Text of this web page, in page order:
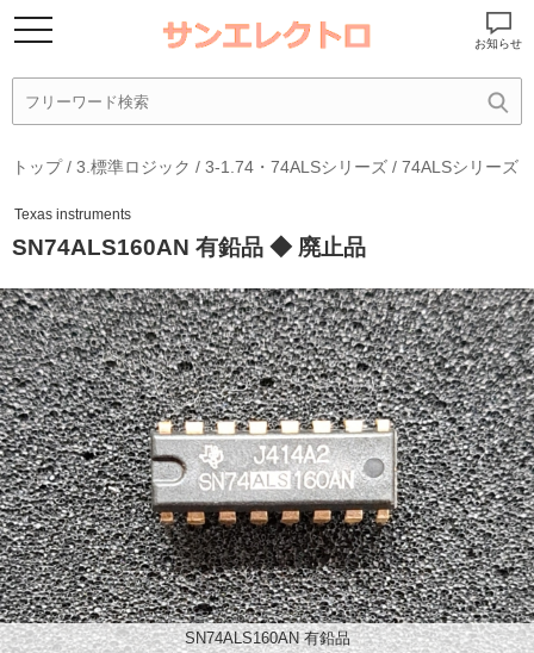
お知らせ
トップ/ 3.標準ロジック / 3-1.74・74ALSシリーズ / 74ALSシリーズ
Texas instruments
SN74ALS160AN 有鉛品 ◆ 廃止品
SN74ALS160AN 有鉛品